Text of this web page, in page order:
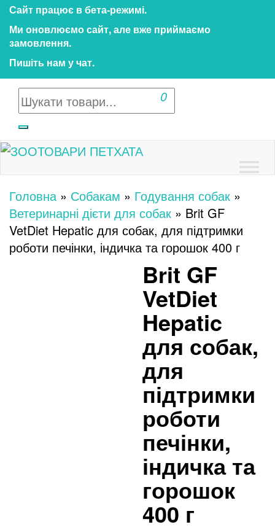
Перейти
до
контенту
Сайт працює в бета‑режимі.
Ми оновлюємо сайт, але вже приймаємо
замовлення.
Пишіть нам у чат.
0
Зоомагазин для собак та котів | Корм, іграшки,
по Україні
Головна » Собакам » Годування собак »
Ветеринарні дієти для собак » Brit GF
VetDiet Hepatic для собак, для підтримки
роботи печінки, індичка та горошок 400 г
Brit GF
VetDiet
Hepatic
для собак,
для
підтримки
роботи
печінки,
індичка та
горошок
400 г